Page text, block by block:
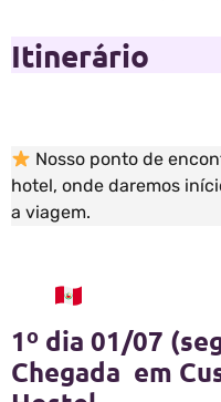
Itinerário
Nosso ponto de
hotel, onde daremos
a viagem.
1º dia 01/07
Chegada em